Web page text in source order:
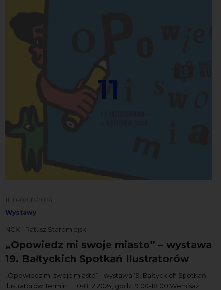
11
11.10-08.12/2024
Wystawy
NCK - Ratusz Staromiejski
„Opowiedz mi swoje miasto” – wystawa
19. Bałtyckich Spotkań Ilustratorów
„Opowiedz mi swoje miasto” - wystawa 19. Bałtyckich Spotkań
Ilustratorów Termin: 11.10-8.12.2024, godz. 9.00-18.00 Wernisaż: